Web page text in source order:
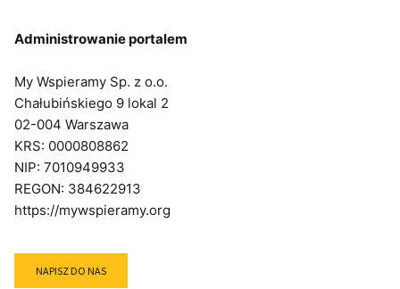
Administrowanie portalem
My Wspieramy Sp. z o.o.
Chałubińskiego 9 lokal 2
02-004 Warszawa
KRS: 0000808862
NIP: 7010949933
REGON: 384622913
https://mywspieramy.org
NAPISZ DO NAS